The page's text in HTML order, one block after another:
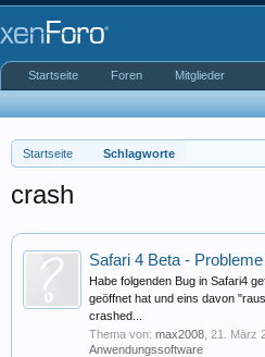
Startseite Schlagworte
crash
Safari 4 Beta -
Habe folgenden Bug in Safari4
geöffnet hat und eins davon
crashed...
Thema von: max2008 21. März
Anwendungssoftware
Startseite Foren Mitglieder